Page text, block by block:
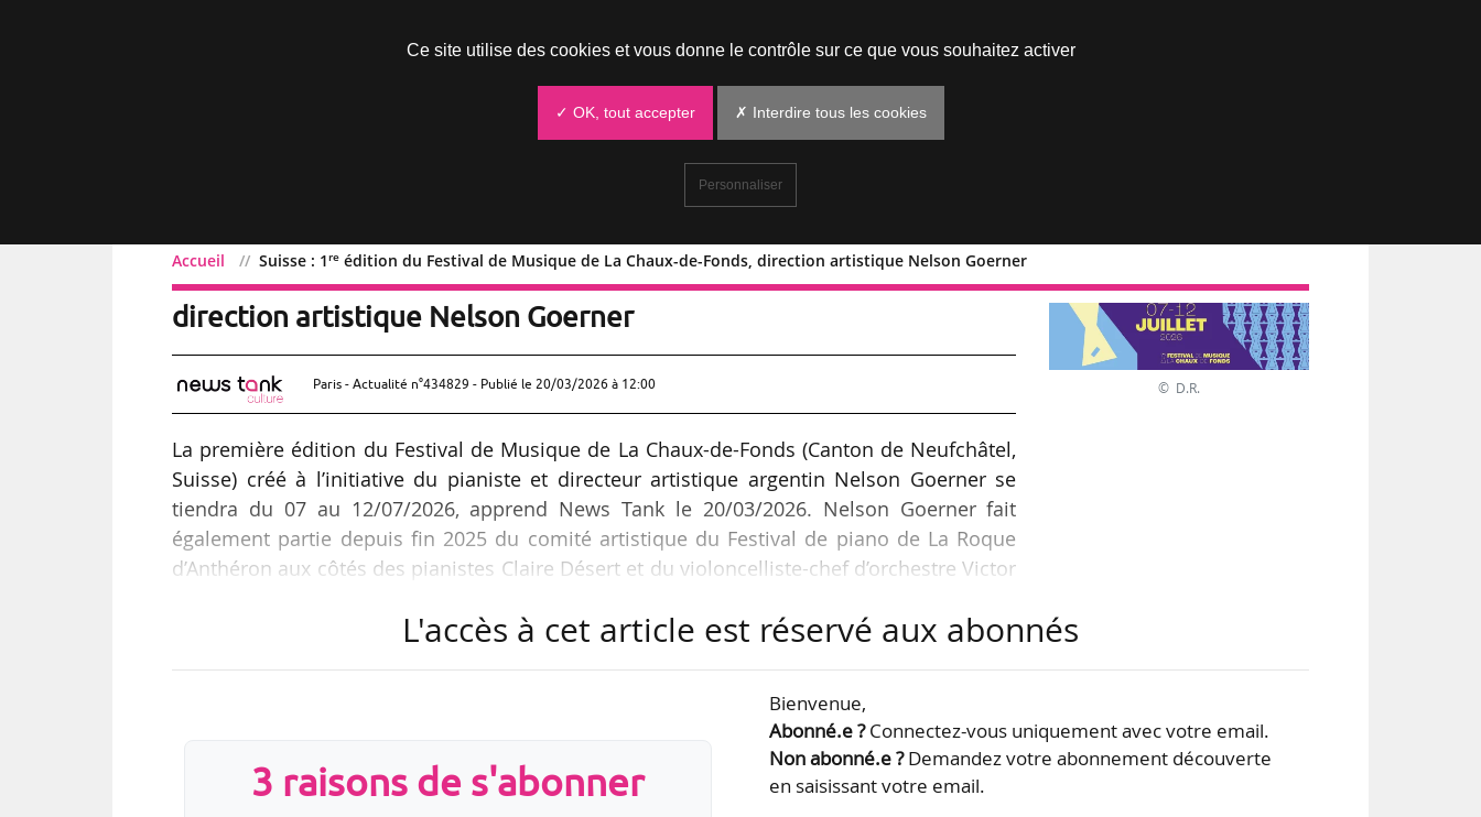
Accueil Suisse : 1re édition du Festival de Musique de La Chaux-de-Fonds, direction artistique Nelson Goerner
Suisse : 1re édition du Festival de Musique de La Chaux-de-Fonds,
direction artistique Nelson Goerner
Paris - Actualité n°434829 - Publié le 20/03/2026 à 12:00
La première édition du Festival de Musique de La Chaux-de-Fonds (Canton de Neufchâtel,
Suisse) créé à l’initiative du pianiste et directeur artistique argentin Nelson Goerner se
tiendra du 07 au 12/07/2026, apprend News Tank le 20/03/2026. Nelson Goerner fait
également partie depuis fin 2025 du comité artistique du Festival de piano de La Roque
d’Anthéron aux côtés des pianistes Claire Désert et du violoncelliste-chef d’orchestre Victor
manifestation recevra des artistes tels la pianiste Martha Argerich ou le violoniste Renaud
Capuçon. Elle a également l’objectif de « soutenir la jeune génération » …
© D.R.
L'accès à cet article est réservé aux abonnés
3 raisons de s'abonner
Bienvenue,
Abonné.e ?Connectez-vous uniquement avec votre email.
Non abonné.e ?Demandez votre abonnement découverte
en saisissant votre email.
Ce site utilise des cookies et vous donne le contrôle sur ce que vous souhaitez activer
✓ OK, tout accepter ✗ Interdire tous les cookies
Personnaliser